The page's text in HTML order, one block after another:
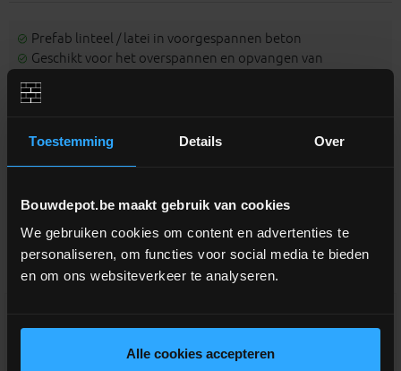
Toestemming Details Over
Bouwdepot.be maakt gebruik van cookies
We gebruiken cookies om content en advertenties te
personaliseren, om functies voor social media te bieden
en om ons websiteverkeer te analyseren.
Alle cookies accepteren
Prefab linteel / latei in voorgespannen beton
Geschikt voor het overspannen en opvangen van
metselwerk boven deur- of raamopeningen
Minimale opleg van 20cm langs beide kanten te
Goede hechting van metselwerk of aangebrachte beton
Aanverwante producten